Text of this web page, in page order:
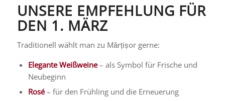
UNSERE EMPFEHLUNG FÜR
DEN 1. MÄRZ
Traditionell wählt man zu Mărțișor gerne:
Elegante Weißweine– als Symbol für Frische und
Neubeginn
Rosé– für den Frühling und die Erneuerung